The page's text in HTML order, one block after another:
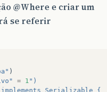
@Where e criar um
se referir
)
= 1 ")
implements Serializable